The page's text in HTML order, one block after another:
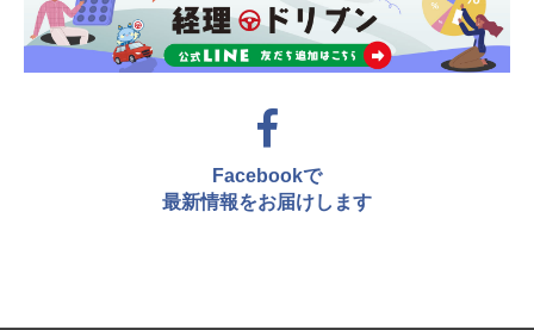
Facebookで
最新情報をお届けします